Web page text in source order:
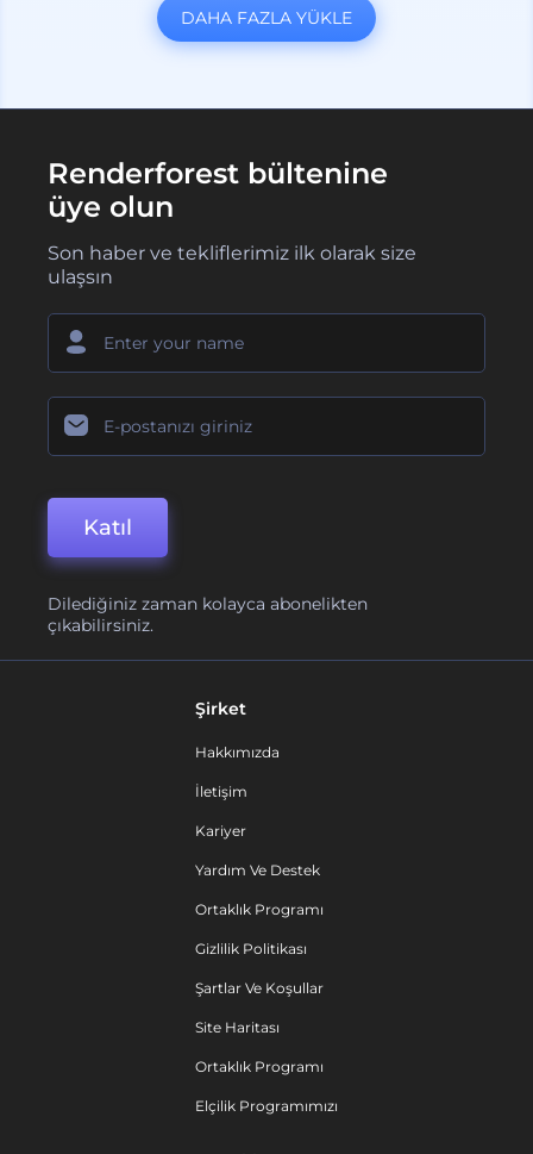
DAHA FAZLA YÜKLE
Renderforest bültenine
üye olun
Son haber ve tekliflerimiz ilk olarak size
ulaşsın
Katıl
Dilediğiniz zaman kolayca abonelikten
çıkabilirsiniz.
Şirket
Hakkımızda
İletişim
Kariyer
Yardım Ve Destek
Ortaklık Programı
Gizlilik Politikası
Şartlar Ve Koşullar
Site Haritası
Ortaklık Programı
Elçilik Programımızı